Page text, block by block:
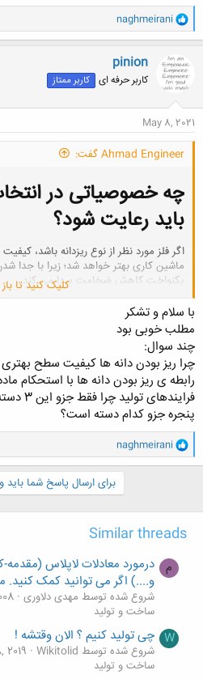
و
ا
ک
ن
ش
ه
ا
naghmeirani
pinion
کاربر حرفه ای کاربر ممتاز
May 8, 2021
Ahmad Engineer گفت:
چه خصوصیاتی در
باید رعایت شود؟​
اگر فلز مورد نظر از نوع ریزدانه باشد،
ماشین کاری بهتر خواهد شد؛ زیرا با جدا
یکنواخت کاهش ضخامت پیدا می کند.
اگر بخواهیم در تولید قطعات فلزی از کیفیت
مورد نظر از لحاظ ضخامت و فرم یکنواخت
همچنین اگر بخواهیم در درجه های بالاتر
شده دارای حداقل خراش، خوردگی، تنش های
باشد.
در تولید قطعات فلزی، اگر فلز استفاده
ساختار متالورژیکی) در نتیجه پس از عمل
زیادی خواهد داشت.
به طور کلی، تولید قطعات فلزی از طریق سه
بریدن
خم کردن
سرهم کردن
تولید قطعات فلزی به منظور خلق قطعات،
خام سازنده ی هر کدام از این موارد، با
برای تولید قطعات فلزی، اولین قدم طرح
اولیه برآوردهایی نسبت به قیمت تخمین
قدم ثانویه بعد از طراحی و نقشه،
در انتها به قسمت راه اندازه پروژه می
کلیک کنید تا
با سلام و تشکر
مطلب خوبی بود
چند سوال:
چرا ریز بودن دانه ها کیفیت سطح
رابطه ی ریز بودن دانه ها با استحکام
پنجره جزو کدام دسته است؟
و
ا
ک
:
naghmeirani
برای ارسال پاسخ شما
Similar threads
م درمورد معادلات لاپلاس (مقدمه-
و....) اگر می توانید کمک کنید.
شروع شده توسط مهدی دلاوری
ساخت و تولید
W چی تولید کنیم ؟ الان وقتشه !
شروع شده توسط Wikitolid 2019
ساخت و تولید